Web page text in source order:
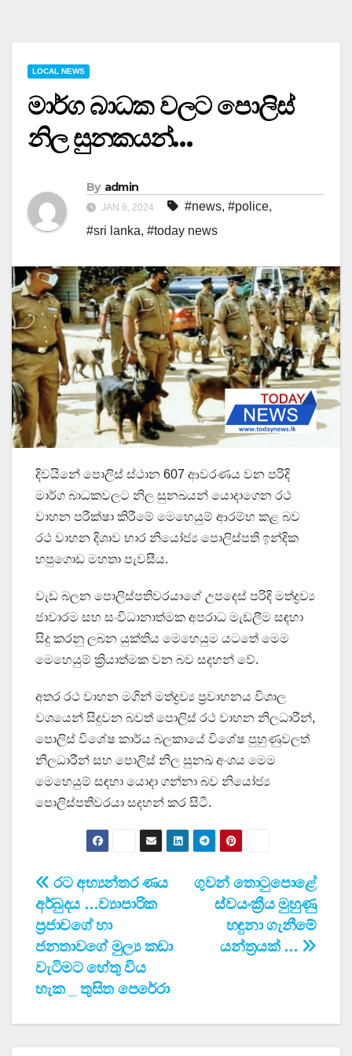
LOCAL NEWS
මාර්ග බාධක වලට පොලිස්
නිල සුනකයන්…
By admin
JAN 6, 2024 #news, #police,
#sri lanka, #today news
දිවයිනේ පොලිස් ස්ථාන 607 ආවරණය වන පරිදි
මාර්ග බාධකවලට නිල සුනඛයන් යොදාගෙන රථ
වාහන පරීක්ෂා කිරීමේ මෙහෙයුම් ආරම්භ කළ බව
රථ වාහන දිශාව භාර නියෝජ්‍ය පොලිස්පති ඉන්දික
හපුගොඩ මහතා පැවසීය.
වැඩ බලන පොලිස්පතිවරයාගේ උපදෙස් පරිදි මත්ද්‍රව්‍ය
ජාවාරම සහ සංවිධානාත්මක අපරාධ මැඩලීම සඳහා
සිදු කරනු ලබන යුක්තිය මෙහෙයුම යටතේ මෙම
මෙහෙයුම් ක්‍රියාත්මක වන බව සදහන් වේ.
අතර රථ වාහන මගින් මත්ද්‍රව්‍ය ප්‍රවාහනය විශාල
වශයෙන් සිදුවන බවත් පොලිස් රථ වාහන නිලධාරීන්,
පොලිස් විශේෂ කාර්ය බලකායේ විශේෂ පුහුණුවලත්
නිලධාරීන් සහ පොලිස් නිල සුනඛ අංශය මෙම
මෙහෙයුම් සඳහා යොදා ගන්නා බව නියෝජ්‍ය
පොලිස්පතිවරයා සදහන් කර සිටී.
Post
navigation
ගුවන් තොටුපොළේ
ස්වයංක්‍රීය මුහුණු
හඳුනා ගැනීමේ
යන්ත්‍රයක් …
රට අභ්‍යන්තර ණය
අර්බුදය …ව්‍යාපාරික
ප්‍රජාවගේ හා
ජනතාවගේ මුල්‍ය කඩා
වැටිමට හේතු විය
හැක _ තුසිත පෙරේරා